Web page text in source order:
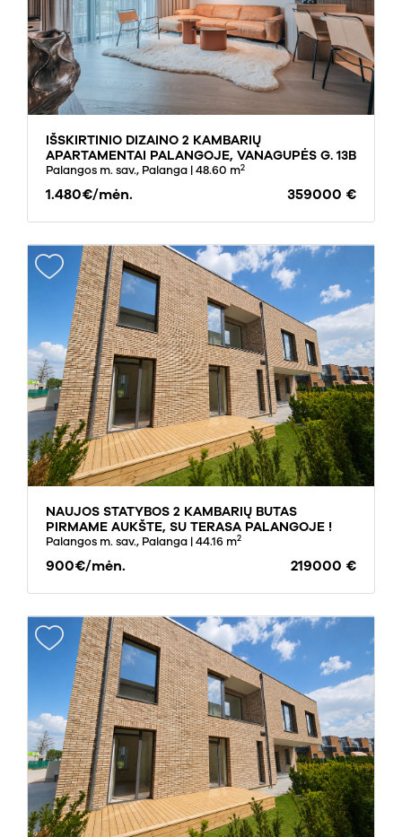
IŠSKIRTINIO DIZAINO 2 KAMBARIŲ
APARTAMENTAI PALANGOJE, VANAGUPĖS G. 13B
Palangos m. sav., Palanga | 48.60 m2
1.480€/mėn. 359000 €
NAUJOS STATYBOS 2 KAMBARIŲ BUTAS
PIRMAME AUKŠTE, SU TERASA PALANGOJE !
Palangos m. sav., Palanga | 44.16 m2
900€/mėn. 219000 €